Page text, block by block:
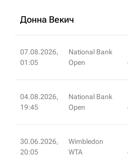
Донна Векич
07.08.2026,
01:05
National Bank
Open
04.08.2026,
19:45
National Bank
Open
30.06.2026,
20:05
Wimbledon
WTA